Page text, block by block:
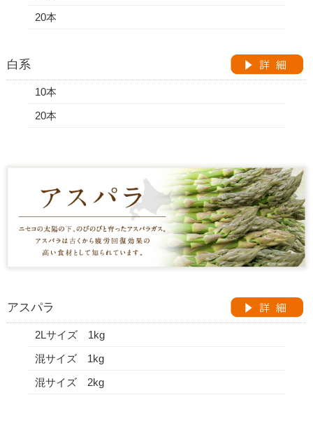
20本
白系
10本
20本
アスパラ
2Lサイズ 1kg
混サイズ 1kg
混サイズ 2kg